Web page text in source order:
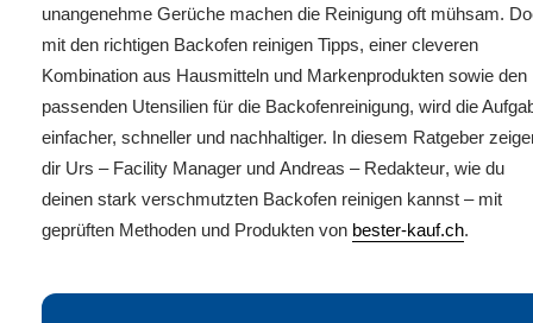
unangenehme Gerüche machen die Reinigung oft mühsam.
mit den richtigen Backofen reinigen Tipps, einer cleveren
Kombination aus Hausmitteln und Markenprodukten sowie den
passenden Utensilien für die Backofenreinigung, wird die
einfacher, schneller und nachhaltiger. In diesem Ratgeber
dir Urs – Facility Manager und Andreas – Redakteur, wie du
deinen stark verschmutzten Backofen reinigen kannst – mit
geprüften Methoden und Produkten von bester-kauf.ch.